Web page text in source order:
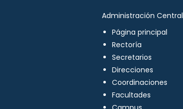
Administración Central
Página principal
Rectoría
Secretarios
Direcciones
Coordinaciones
Facultades